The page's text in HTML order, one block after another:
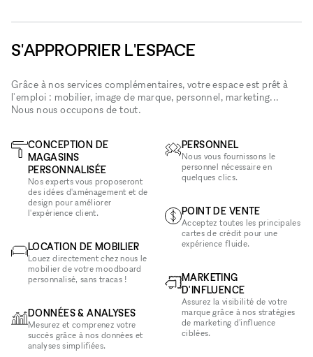
S'APPROPRIER L'ESPACE
Grâce à nos services complémentaires, votre espace est prêt à
l'emploi : mobilier, image de marque, personnel, marketing...
Nous nous occupons de tout.
CONCEPTION DE
MAGASINS
PERSONNALISÉE
Nos experts vous proposeront
des idées d'aménagement et de
design pour améliorer
l'expérience client.
LOCATION DE MOBILIER
Louez directement chez nous le
mobilier de votre moodboard
personnalisé, sans tracas !
DONNÉES & ANALYSES
Mesurez et comprenez votre
succès grâce à nos données et
analyses simplifiées.
PERSONNEL
Nous vous fournissons le
personnel nécessaire en
quelques clics.
POINT DE VENTE
Acceptez toutes les principales
cartes de crédit pour une
expérience fluide.
MARKETING
D'INFLUENCE
Assurez la visibilité de votre
marque grâce à nos stratégies
de marketing d'influence
ciblées.